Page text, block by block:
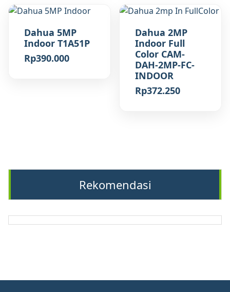
Dahua 5MP
Indoor T1A51P
Rp390.000
Dahua 2MP
Indoor Full
Color CAM-
DAH-2MP-FC-
INDOOR
Rp372.250
Rekomendasi